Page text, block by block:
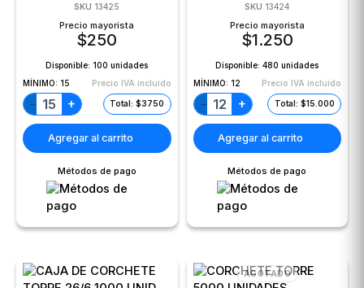
SKU 13425
Precio mayorista
$250
Disponible:100 unidades
MÍNIMO: 15 Precio IVA incluido
− + Total: $3750
Agregar al carrito
Métodos de pago
SKU 13424
Precio mayorista
$1.250
Disponible:480 unidades
MÍNIMO: 12 Precio IVA incluido
− + Total: $15.000
Agregar al carrito
Métodos de pago
AGOTADO